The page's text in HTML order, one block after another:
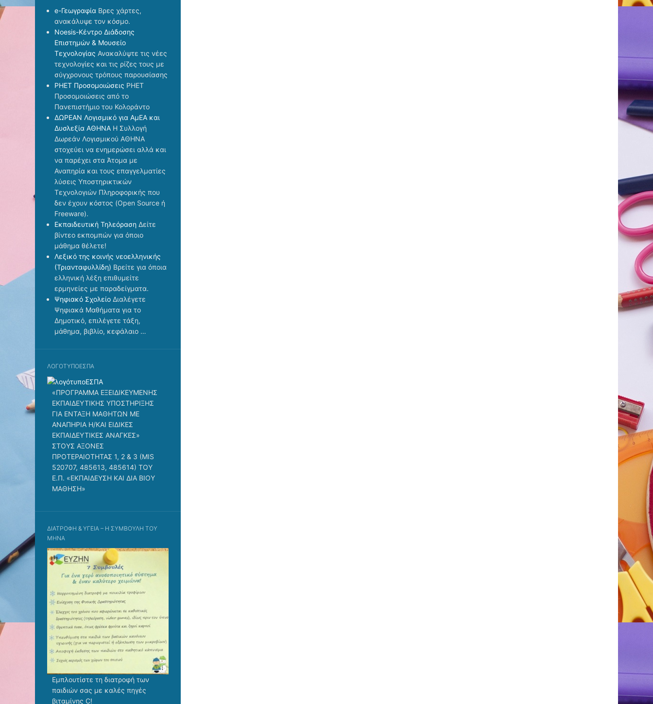
e-Γεωγραφία Βρες χάρτες,
ανακάλυψε τον κόσμο.
Noesis-Κέντρο Διάδοσης
Επιστημών & Μουσείο
Τεχνολογίας Ανακαλύψτε τις νέες
τεχνολογίες και τις ρίζες τους με
σύγχρονους τρόπους παρουσίασης
PHET Προσομοιώσεις PHET
Προσομοιώσεις από το
Πανεπιστήμιο του Κολοράντο
ΔΩΡΕΑΝ Λογισμικό για ΑμΕΑ και
Δυσλεξία ΑΘΗΝΑ Η Συλλογή
Δωρεάν Λογισμικού ΑΘΗΝΑ
στοχεύει να ενημερώσει αλλά και
να παρέχει στα Άτομα με
Αναπηρία και τους επαγγελματίες
λύσεις Υποστηρικτικών
Τεχνολογιών Πληροφορικής που
δεν έχουν κόστος (Open Source ή
Freeware).
Εκπαιδευτική Τηλεόραση Δείτε
βίντεο εκπομπών για όποιο
μάθημα θέλετε!
Λεξικό της κοινής νεοελληνικής
(Τριανταφυλλίδη) Βρείτε για όποια
ελληνική λέξη επιθυμείτε
ερμηνείες με παραδείγματα.
Ψηφιακό Σχολείο Διαλέγετε
Ψηφιακά Μαθήματα για το
Δημοτικό, επιλέγετε τάξη,
μάθημα, βιβλίο, κεφάλαιο …
ΛΟΓΌΤΥΠΟΕΣΠΑ
«ΠΡΟΓΡΑΜΜΑ ΕΞΕΙΔΙΚΕΥΜΕΝΗΣ
ΕΚΠΑΙΔΕΥΤΙΚΗΣ ΥΠΟΣΤΗΡΙΞΗΣ
ΓΙΑ ΕΝΤΑΞΗ ΜΑΘΗΤΩΝ ΜΕ
ΑΝΑΠΗΡΙΑ Η/ΚΑΙ ΕΙΔΙΚΕΣ
ΕΚΠΑΙΔΕΥΤΙΚΕΣ ΑΝΑΓΚΕΣ»
ΣΤΟΥΣ ΑΞΟΝΕΣ
ΠΡΟΤΕΡΑΙΟΤΗΤΑΣ 1, 2 & 3 (MIS
520707, 485613, 485614) ΤΟΥ
Ε.Π. «ΕΚΠΑΙΔΕΥΣΗ ΚΑΙ ΔΙΑ ΒΙΟΥ
ΜΑΘΗΣΗ»
ΔΙΑΤΡΟΦΉ & ΥΓΕΊΑ – Η ΣΥΜΒΟΥΛΉ ΤΟΥ
ΜΉΝΑ
Eμπλουτίστε τη διατροφή των
παιδιών σας με καλές πηγές
βιταμίνης C!